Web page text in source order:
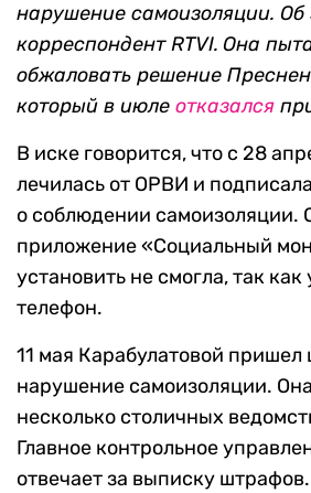
нарушение самоизоляции.
корреспондент RTVI. Она
обжаловать решение
который в июле отказался
В иске говорится, что с 28
лечилась от ОРВИ и
о соблюдении самоизоляции.
приложение «Социальный
установить не смогла, так
телефон.
11 мая Карабулатовой пришел
нарушение самоизоляции. Она
несколько столичных
Главное контрольное
отвечает за выписку